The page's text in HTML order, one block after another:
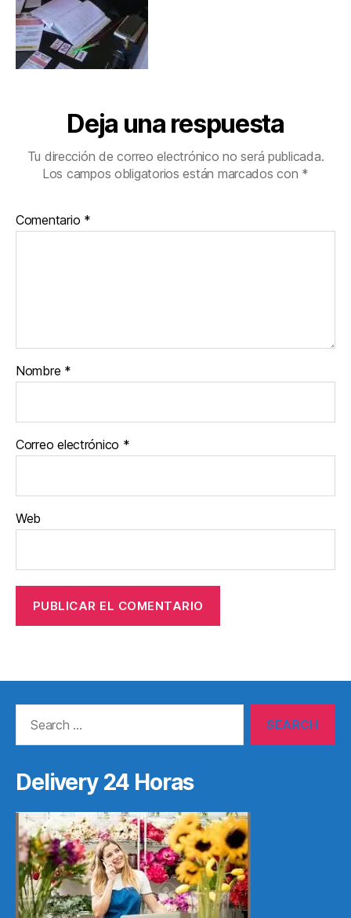
Deja una respuesta
Tu dirección de correo electrónico no será publicada.
Los campos obligatorios están marcados con *
Comentario *
Nombre *
Correo electrónico *
Web
Delivery 24 Horas